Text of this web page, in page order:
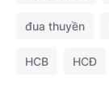
đua thuyền
HCB HCĐ